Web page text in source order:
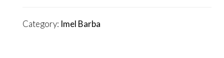
Category: Imel Barba